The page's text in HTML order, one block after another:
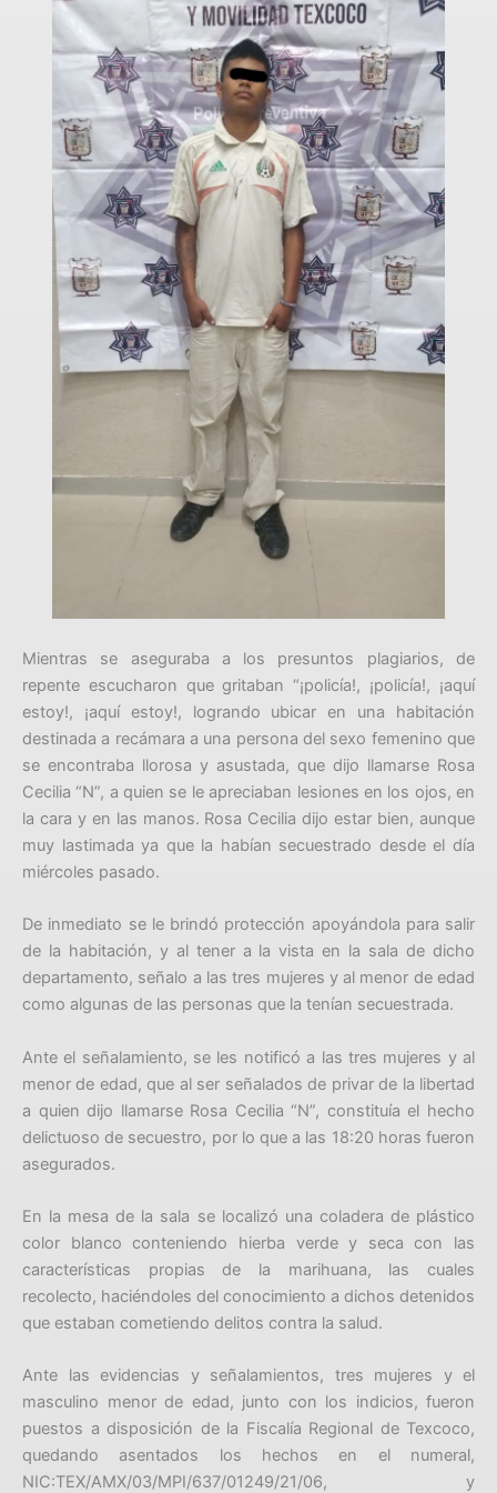
Mientras se aseguraba a los presuntos plagiarios, de
repente escucharon que gritaban “¡policía!, ¡policía!, ¡aquí
estoy!, ¡aquí estoy!, logrando ubicar en una habitación
destinada a recámara a una persona del sexo femenino que
se encontraba llorosa y asustada, que dijo llamarse Rosa
Cecilia “N”, a quien se le apreciaban lesiones en los ojos, en
la cara y en las manos. Rosa Cecilia dijo estar bien, aunque
muy lastimada ya que la habían secuestrado desde el día
miércoles pasado.
De inmediato se le brindó protección apoyándola para salir
de la habitación, y al tener a la vista en la sala de dicho
departamento, señalo a las tres mujeres y al menor de edad
como algunas de las personas que la tenían secuestrada.
Ante el señalamiento, se les notificó a las tres mujeres y al
menor de edad, que al ser señalados de privar de la libertad
a quien dijo llamarse Rosa Cecilia “N”, constituía el hecho
delictuoso de secuestro, por lo que a las 18:20 horas fueron
asegurados.
En la mesa de la sala se localizó una coladera de plástico
color blanco conteniendo hierba verde y seca con las
características propias de la marihuana, las cuales
recolecto, haciéndoles del conocimiento a dichos detenidos
que estaban cometiendo delitos contra la salud.
Ante las evidencias y señalamientos, tres mujeres y el
masculino menor de edad, junto con los indicios, fueron
puestos a disposición de la Fiscalía Regional de Texcoco,
quedando asentados los hechos en el numeral,
NIC:TEX/AMX/03/MPI/637/01249/21/06, y